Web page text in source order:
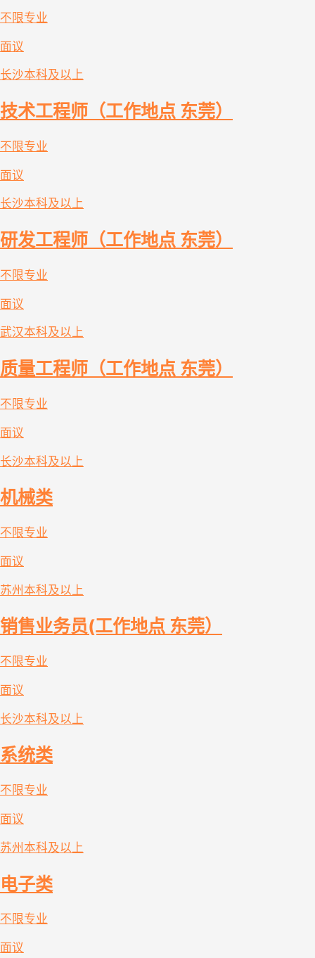
不限专业
面议
长沙本科及以上
技术工程师（工作地点 东莞）
不限专业
面议
长沙本科及以上
研发工程师（工作地点 东莞）
不限专业
面议
武汉本科及以上
质量工程师（工作地点 东莞）
不限专业
面议
长沙本科及以上
机械类
不限专业
面议
苏州 本科及以上
销售业务员(工作地点 东莞）
不限专业
面议
长沙本科及以上
系统类
不限专业
面议
苏州 本科及以上
电子类
不限专业
面议